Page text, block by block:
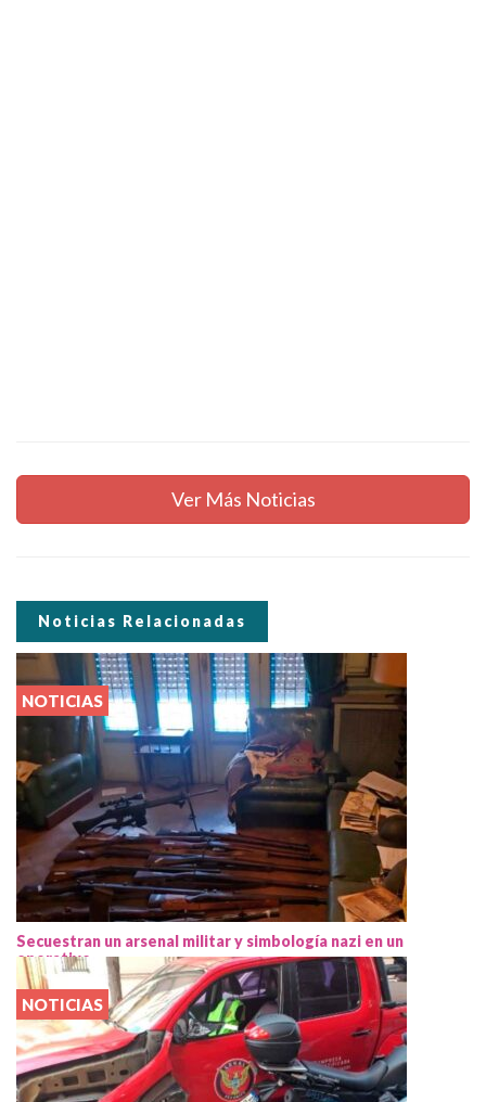
Ver Más Noticias
Noticias Relacionadas
NOTICIAS
Secuestran un arsenal militar y simbología nazi en un
operativo
NOTICIAS